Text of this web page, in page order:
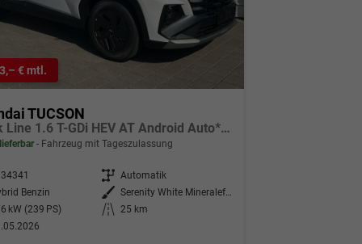
€ mtl.
TUCSON
Black Line 1.6 T-GDi HEV AT Android Auto*Navi*SHZ*Kamera*2Z Klimaauto*
Fahrzeug mit Tageszulassung
Getriebe Automatik
Benzin
Außenfarbe
Serenity White Mineraleffekt
kW (239 PS)
Kilometerstand 25 km